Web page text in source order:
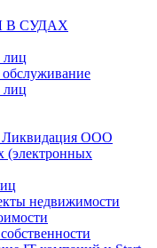
В СУДАХ
лиц
лиц
Ликвидация ООО
(электронных
недвижимости